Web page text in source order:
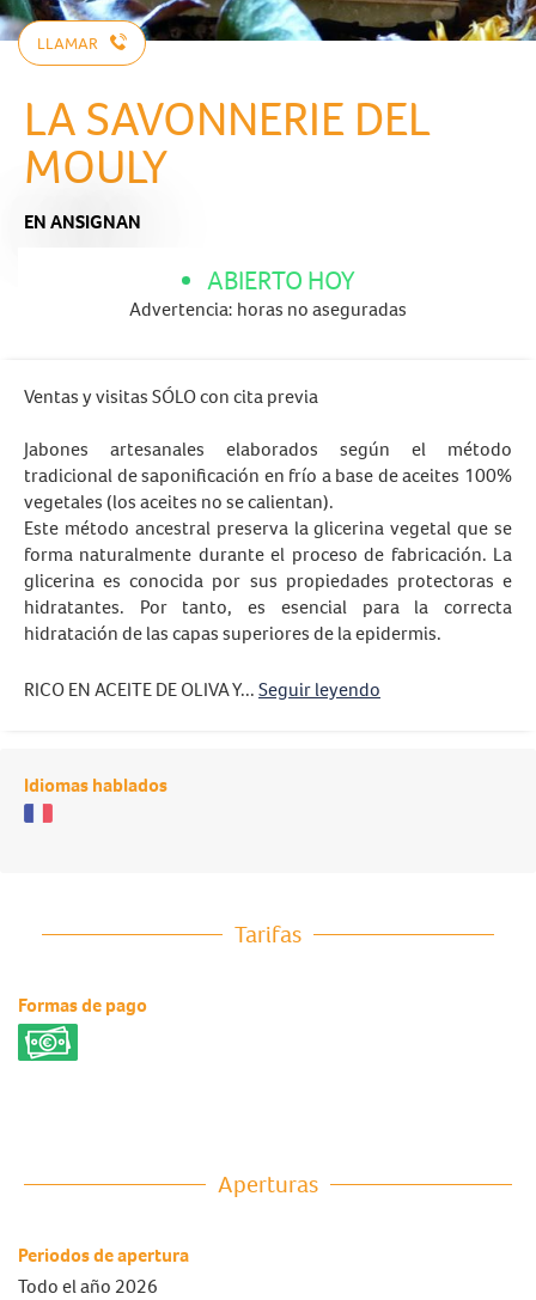
LLAMAR
LA SAVONNERIE DEL
MOULY
EN ANSIGNAN
ABIERTO HOY
Advertencia: horas no aseguradas
Ventas y visitas SÓLO con cita previa
Jabones artesanales elaborados según el método
tradicional de saponificación en frío a base de aceites 100%
vegetales (los aceites no se calientan).
Este método ancestral preserva la glicerina vegetal que se
forma naturalmente durante el proceso de fabricación. La
glicerina es conocida por sus propiedades protectoras e
hidratantes. Por tanto, es esencial para la correcta
hidratación de las capas superiores de la epidermis.
RICO EN ACEITE DE OLIVA Y...Seguir leyendo
Idiomas hablados
Tarifas
Formas de pago
Aperturas
Periodos de apertura
Todo el año 2026